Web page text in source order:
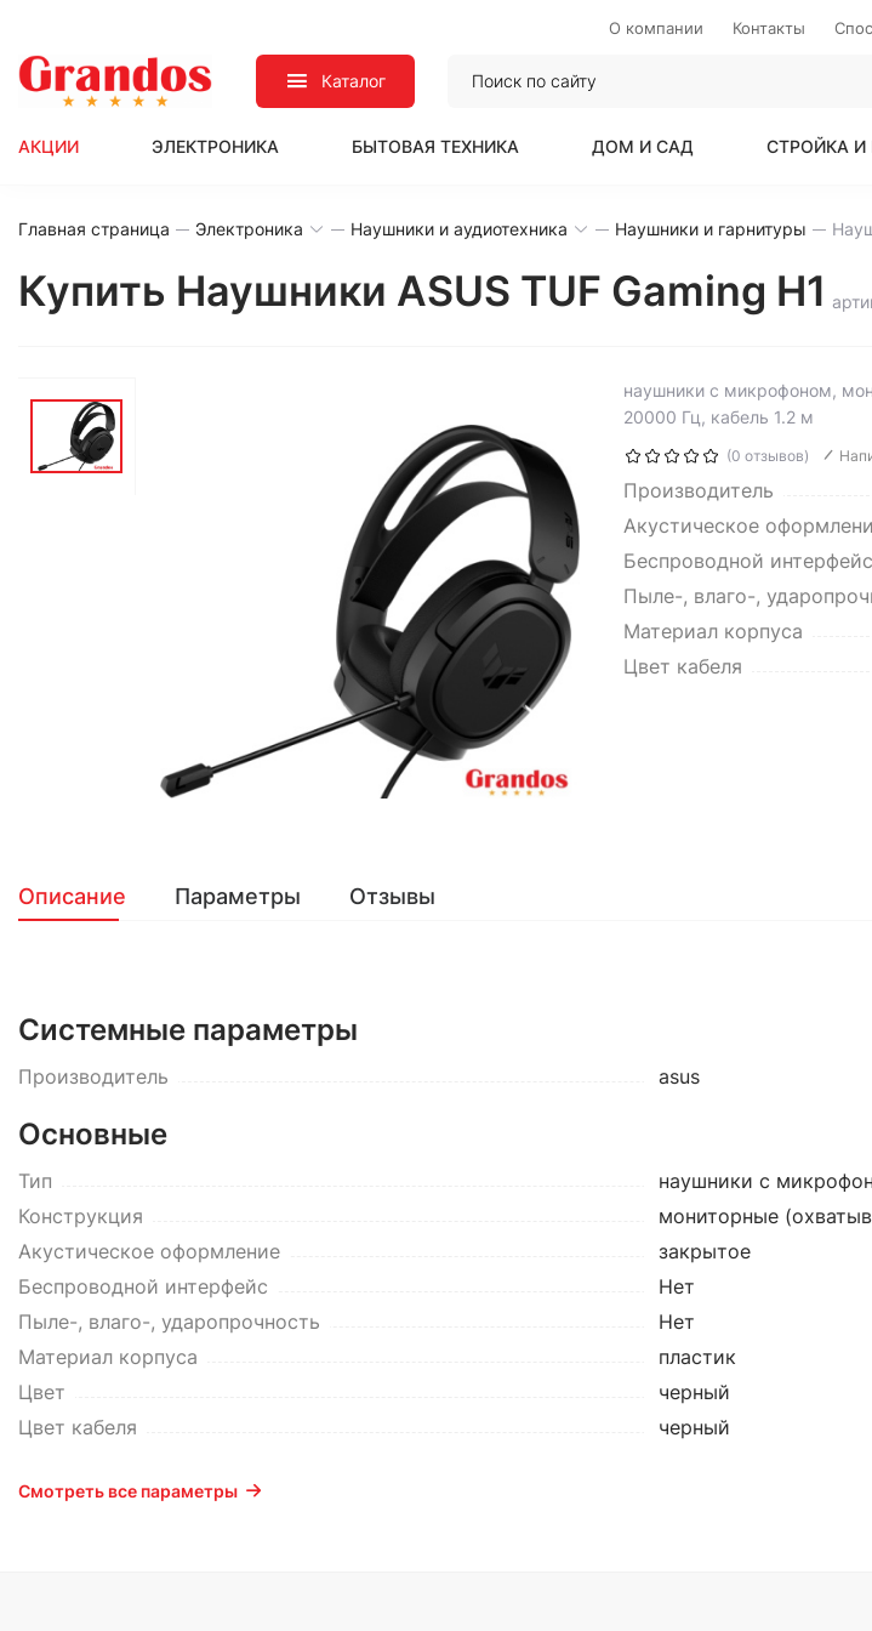
О компании Контакты
Каталог
АКЦИИ ЭЛЕКТРОНИКА БЫТОВАЯ ТЕХНИКА ДОМ И САД СТРОЙКА И
Главная страница Электроника Наушники и аудиотехника Наушники и гарнитуры
Купить Наушники ASUS TUF Gaming H1
наушники с микрофоном,
20000 Гц, кабель 1.2 м
(0 отзывов)
Производитель
Акустическое
Беспроводной интерфейс
Пыле-, влаго-,
Материал корпуса
Цвет кабеля
Описание Параметры Отзывы
Системные параметры
Производитель asus
Основные
Тип
наушники с
Конструкция
мониторные
Акустическое оформление
закрытое
Беспроводной интерфейс
Нет
Пыле-, влаго-, ударопрочность
Нет
Материал корпуса
пластик
Цвет
черный
Цвет кабеля
черный
Смотреть все параметры